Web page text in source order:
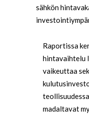
sähkön
Raportissa
hintavaihtelu
vaikeuttaa
madaltavat